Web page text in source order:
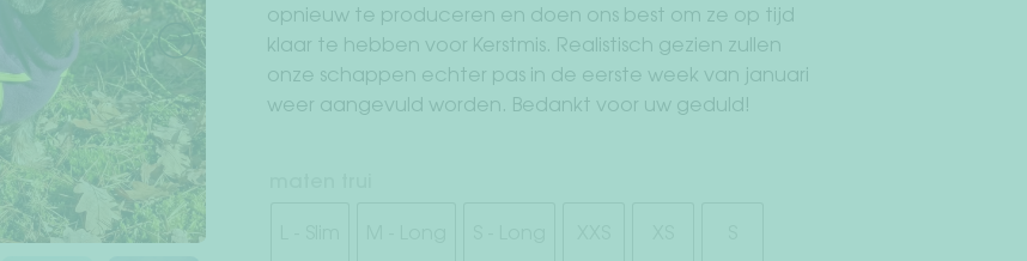
opnieuw te produceren en doen ons best om ze op tijd
klaar te hebben voor Kerstmis. Realistisch gezien zullen
onze schappen echter pas in de eerste week van januari
weer aangevuld worden. Bedankt voor uw geduld!